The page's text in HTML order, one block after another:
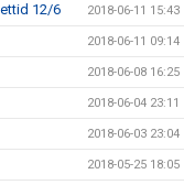
12/6 2018-06-11 15:43
2018-06-11 09:14
2018-06-08 16:25
2018-06-04 23:11
2018-06-03 23:04
2018-05-25 18:05